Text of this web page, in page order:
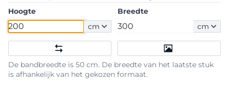
Hoogte
cm
Breedte
cm
De bandbreedte is 50 cm. De breedte van het laatste stuk
is afhankelijk van het gekozen formaat.